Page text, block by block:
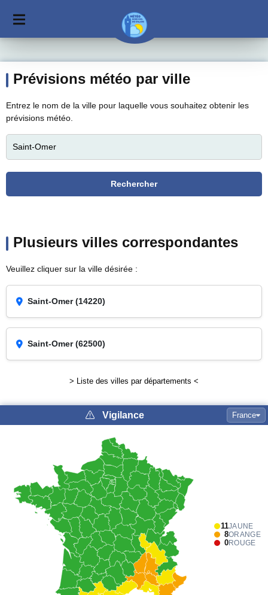
Prévisions météo par ville
Entrez le nom de la ville pour laquelle vous souhaitez obtenir les
prévisions météo.
Plusieurs villes correspondantes
Veuillez cliquer sur la ville désirée :
Saint-Omer (14220)
Saint-Omer (62500)
> Liste des villes par départements <
Vigilance France
11JAUNE
8ORANGE
0ROUGE